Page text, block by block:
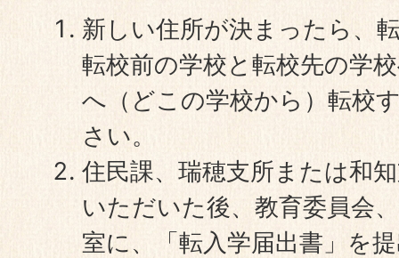
新しい住所が決まったら、
転校前の学校と転校先の学
へ（どこの学校から）転校
さい。
住民課、瑞穂支所または和
いただいた後、教育委員会
室に、「転入学届出書」を